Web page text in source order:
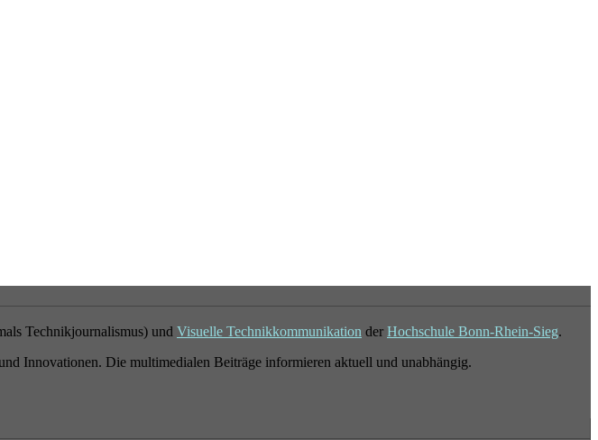
Technikjournalismus) und Visuelle Technikkommunikation der Hochschule Bonn-Rhein-Sieg.
Innovationen. Die multimedialen Beiträge informieren aktuell und unabhängig.